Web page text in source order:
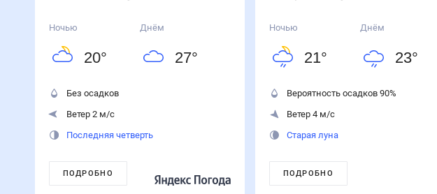
23° м/с
Суббота
Ночью
20°
Днём
27°
Без осадков
Ветер 2 м/с
Последняя четверть
ПОДРОБНО
Ночью
21°
Днём
23°
Вероятность осадков 90%
Ветер 4 м/с
Старая луна
ПОДРОБНО